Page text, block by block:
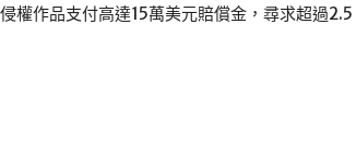
權作品支付高達15萬美元賠償金，尋求超過2.5